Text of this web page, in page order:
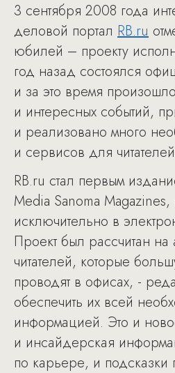
3 сентября 2008 года
деловой портал RB.ru
юбилей – проекту
год назад состоялся
и за это время
и интересных событий,
и реализовано много
и сервисов для
RB.ru стал первым
Media Sanoma
исключительно в
Проект был рассчитан
читателей, которые
проводят в офисах, -
обеспечить их всей
информацией. Это и
и инсайдерская
по карьере, и